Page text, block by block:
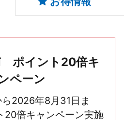
ポイント20倍キ
ペーン
2026年8月31日ま
20倍キャンペーン実施